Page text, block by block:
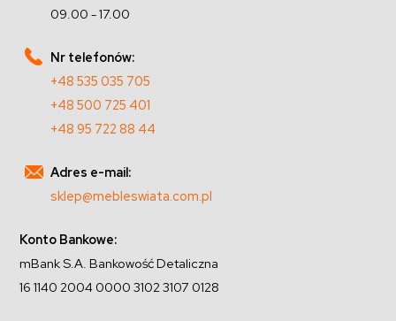
09.00 - 17.00
Nr telefonów:
+48 535 035 705
+48 500 725 401
+48 95 722 88 44
Adres e-mail:
sklep@mebleswiata.com.pl
Konto Bankowe:
mBank S.A. Bankowość Detaliczna
16 1140 2004 0000 3102 3107 0128